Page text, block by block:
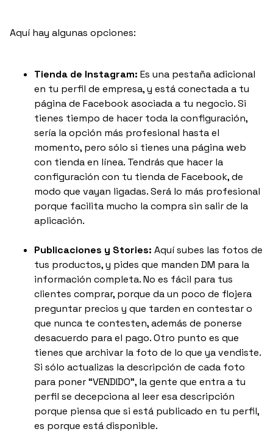
Aquí hay algunas opciones:
Tienda de Instagram: Es una pestaña adicional
en tu perfil de empresa, y está conectada a tu
página de Facebook asociada a tu negocio. Si
tienes tiempo de hacer toda la configuración,
sería la opción más profesional hasta el
momento, pero sólo si tienes una página web
con tienda en línea. Tendrás que hacer la
configuración con tu tienda de Facebook, de
modo que vayan ligadas. Será lo más profesional
porque facilita mucho la compra sin salir de la
aplicación.
Publicaciones y Stories: Aquí subes las fotos de
tus productos, y pides que manden DM para la
información completa. No es fácil para tus
clientes comprar, porque da un poco de flojera
preguntar precios y que tarden en contestar o
que nunca te contesten, además de ponerse
desacuerdo para el pago. Otro punto es que
tienes que archivar la foto de lo que ya vendiste.
Si sólo actualizas la descripción de cada foto
para poner “VENDIDO”, la gente que entra a tu
perfil se decepciona al leer esa descripción
porque piensa que si está publicado en tu perfil,
es porque está disponible.